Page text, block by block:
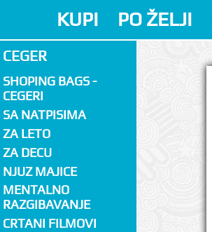
KUPI PO ŽELJI
CEGER
SHOPING BAGS -
CEGERI
SA NATPISIMA
ZA LETO
ZA DECU
NJUZ MAJICE
MENTALNO
RAZGIBAVANJE
CRTANI FILMOVI